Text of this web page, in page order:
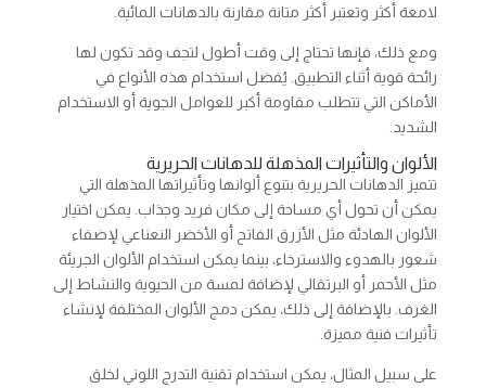
لامعة أكثر وتعتبر أكثر متانة مقارنة بالدهانات المائية.
ومع ذلك، فإنها تحتاج إلى وقت أطول لتجف وقد تكون لها
رائحة قوية أثناء التطبيق. يُفضل استخدام هذه الأنواع في
الأماكن التي تتطلب مقاومة أكبر للعوامل الجوية أو الاستخدام
الشديد.
الألوان والتأثيرات المذهلة للدهانات الحريرية
تتميز الدهانات الحريرية بتنوع ألوانها وتأثيراتها المذهلة التي
يمكن أن تحول أي مساحة إلى مكان فريد وجذاب. يمكن اختيار
الألوان الهادئة مثل الأزرق الفاتح أو الأخضر النعناعي لإضفاء
شعور بالهدوء والاسترخاء، بينما يمكن استخدام الألوان الجريئة
مثل الأحمر أو البرتقالي لإضافة لمسة من الحيوية والنشاط إلى
الغرف. بالإضافة إلى ذلك، يمكن دمج الألوان المختلفة لإنشاء
تأثيرات فنية مميزة.
على سبيل المثال، يمكن استخدام تقنية التدرج اللوني لخلق